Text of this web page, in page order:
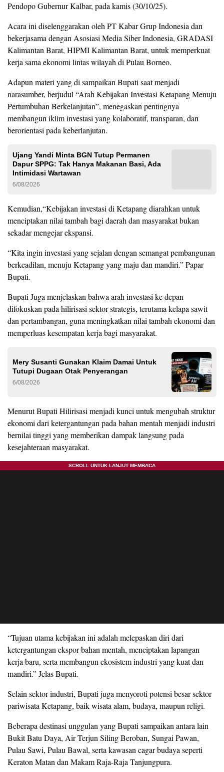
Pendopo Gubernur Kalbar, pada kamis (30/10/25).
Acara ini diselenggarakan oleh PT Kabar Grup Indonesia dan
bekerjasama dengan Asosiasi Media Siber Indonesia, GRADASI
Kalimantan Barat, HIPMI Kalimantan Barat, untuk memperkuat
kerja sama ekonomi lintas wilayah di Pulau Borneo.
Adapun materi yang di sampaikan Bupati saat menjadi
narasumber, berjudul “Arah Kebijakan Investasi Ketapang Menuju
Pertumbuhan Berkelanjutan”, menegaskan pentingnya
membangun iklim investasi yang kolaboratif, transparan, dan
berorientasi pada keberlanjutan.
Ujang Yandi Minta BGN Tutup Permanen
Dapur SPPG: Tak Hanya Makanan Basi, Ada
Intimidasi Wartawan
6/08/2026
Kemudian,“Kebijakan investasi di Ketapang diarahkan untuk
menciptakan nilai tambah bagi daerah dan masyarakat bukan
sekadar mengejar ekspansi.
“Kita ingin investasi yang sejalan dengan semangat pembangunan
berkeadilan, menuju Ketapang yang maju dan mandiri.” Papar
Bupati.
Bupati Juga menjelaskan bahwa arah investasi ke depan
difokuskan pada hilirisasi sektor strategis, terutama kelapa sawit
dan pertambangan, guna meningkatkan nilai tambah ekonomi dan
memperluas kesempatan kerja bagi masyarakat.
Mery Susanti Gunakan Klaim Damai Untuk
Tutupi Dugaan Otak Penyerangan
6/08/2026
Menurut Bupati Hilirisasi menjadi kunci untuk mengubah struktur
ekonomi dari ketergantungan pada bahan mentah menjadi industri
bernilai tinggi yang memberikan dampak langsung pada
kesejahteraan masyarakat.
“Tujuan utama kebijakan ini adalah melepaskan diri dari
ketergantungan ekspor bahan mentah, menciptakan lapangan
kerja baru, serta membangun ekosistem industri yang kuat dan
mandiri.” Jelas Bupati.
Selain sektor industri, Bupati juga menyoroti potensi besar sektor
pariwisata Ketapang, baik wisata alam, budaya, maupun religi.
Beberapa destinasi unggulan yang Bupati sampaikan antara lain
Bukit Batu Daya, Air Terjun Siling Beroban, Sungai Pawan,
Pulau Sawi, Pulau Bawal, serta kawasan cagar budaya seperti
Keraton Matan dan Makam Raja-Raja Tanjungpura.